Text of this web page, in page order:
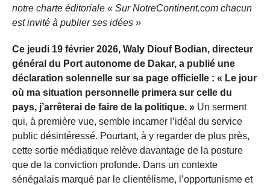
notre charte éditoriale « Sur NotreContinent.com chacun
est invité à publier ses idées »
Ce jeudi 19 février 2026, Waly Diouf Bodian, directeur
général du Port autonome de Dakar, a publié une
déclaration solennelle sur sa page officielle : « Le jour
où ma situation personnelle primera sur celle du
pays, j’arrêterai de faire de la politique. » Un serment
qui, à première vue, semble incarner l’idéal du service
public désintéressé. Pourtant, à y regarder de plus près,
cette sortie médiatique relève davantage de la posture
que de la conviction profonde. Dans un contexte
sénégalais marqué par le clientélisme, l’opportunisme et